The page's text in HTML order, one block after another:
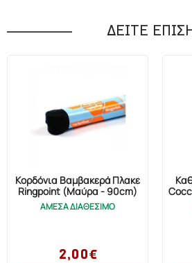
ΔΕΙΤΕ
Κορδόνια Βαμβακερά Πλακέ
Ringpoint (Μαύρα - 90cm)
ΑΜΕΣΑ ΔΙΑΘΕΣΙΜΟ
2,00€